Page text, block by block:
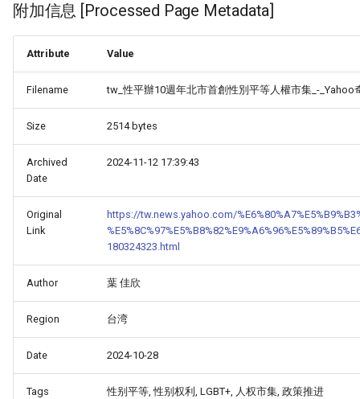
附加信息 [Processed Page Metadata]
Attribute Value
Filename tw_性平辦10週年北市首創性別平等人權市集_-_Yahoo
Size 2514 bytes
Archived
Date
2024-11-12 17:39:43
Original
Link
https://tw.news.yahoo.com/
180324323.html
Author 葉 佳欣
Region 台湾
Date 2024-10-28
Tags 性别平等, 性别权利, LGBT+, 人权市集, 政策推进